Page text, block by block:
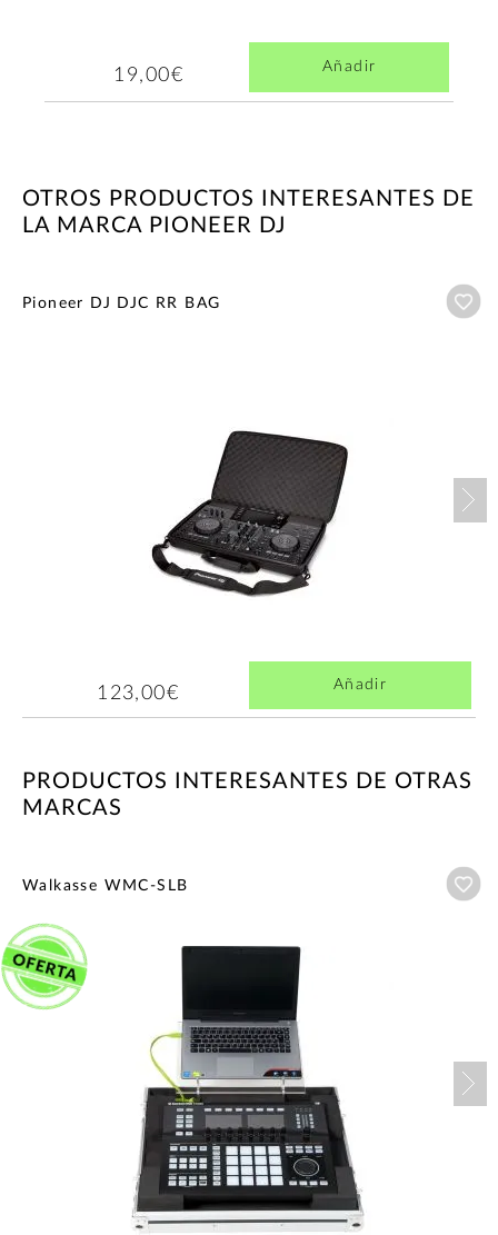
19,00€ Añadir
OTROS PRODUCTOS INTERESANTES DE
LA MARCA PIONEER DJ
Pioneer DJ DJC RR BAG
123,00€ Añadir
PRODUCTOS INTERESANTES DE OTRAS
MARCAS
Walkasse WMC-SLB